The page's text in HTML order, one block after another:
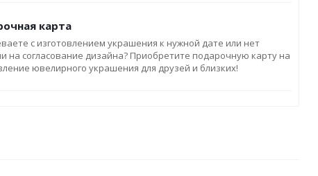
карта
с изготовлением украшения к нужной дате или нет
на согласование дизайна? Приобретите подарочную карту на
ювелирного украшения для друзей и близких!